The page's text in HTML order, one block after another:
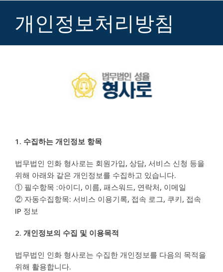
개인정보처리방침
1. 수집하는 개인정보 항목
법무법인 인화 형사로는 회원가입, 상담, 서비스 신청 등을
위해 아래와 같은 개인정보를 수집하고 있습니다.
① 필수항목 :아이디, 이름, 패스워드, 연락처, 이메일
② 자동수집항목: 서비스 이용기록, 접속 로그, 쿠키, 접속
IP 정보
2. 개인정보의 수집 및 이용목적
법무법인 인화 형사로는 수집한 개인정보를 다음의 목적을
위해 활용합니다.